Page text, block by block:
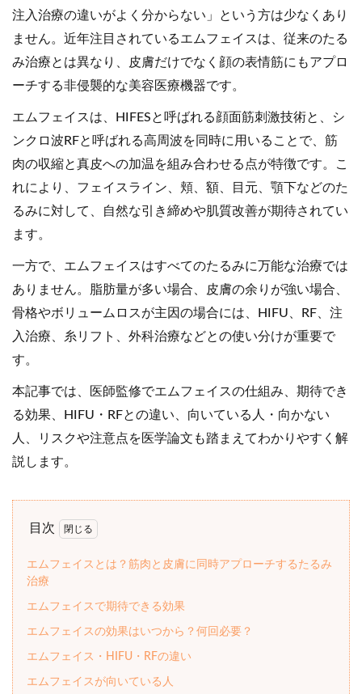
注入治療の違いがよく分からない」という方は少なくあり
ません。近年注目されているエムフェイスは、従来のたる
み治療とは異なり、皮膚だけでなく顔の表情筋にもアプロ
ーチする非侵襲的な美容医療機器です。
エムフェイスは、HIFESと呼ばれる顔面筋刺激技術と、シ
ンクロ波RFと呼ばれる高周波を同時に用いることで、筋
肉の収縮と真皮への加温を組み合わせる点が特徴です。こ
れにより、フェイスライン、頬、額、目元、顎下などのた
るみに対して、自然な引き締めや肌質改善が期待されてい
ます。
一方で、エムフェイスはすべてのたるみに万能な治療では
ありません。脂肪量が多い場合、皮膚の余りが強い場合、
骨格やボリュームロスが主因の場合には、HIFU、RF、注
入治療、糸リフト、外科治療などとの使い分けが重要で
す。
本記事では、医師監修でエムフェイスの仕組み、期待でき
る効果、HIFU・RFとの違い、向いている人・向かない
人、リスクや注意点を医学論文も踏まえてわかりやすく解
説します。
目次
エムフェイスとは？筋肉と皮膚に同時アプローチするたるみ
治療
エムフェイスで期待できる効果
エムフェイスの効果はいつから？何回必要？
エムフェイス・HIFU・RFの違い
エムフェイスが向いている人